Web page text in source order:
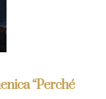
“Perché